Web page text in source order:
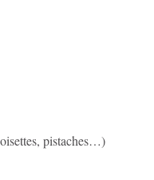
pistaches…)